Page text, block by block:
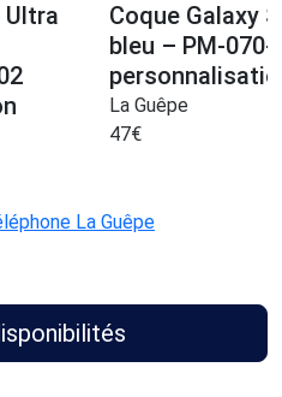
Ultra
Coque Galaxy
bleu – PM-070-
La Guêpe
47€
La Guêpe